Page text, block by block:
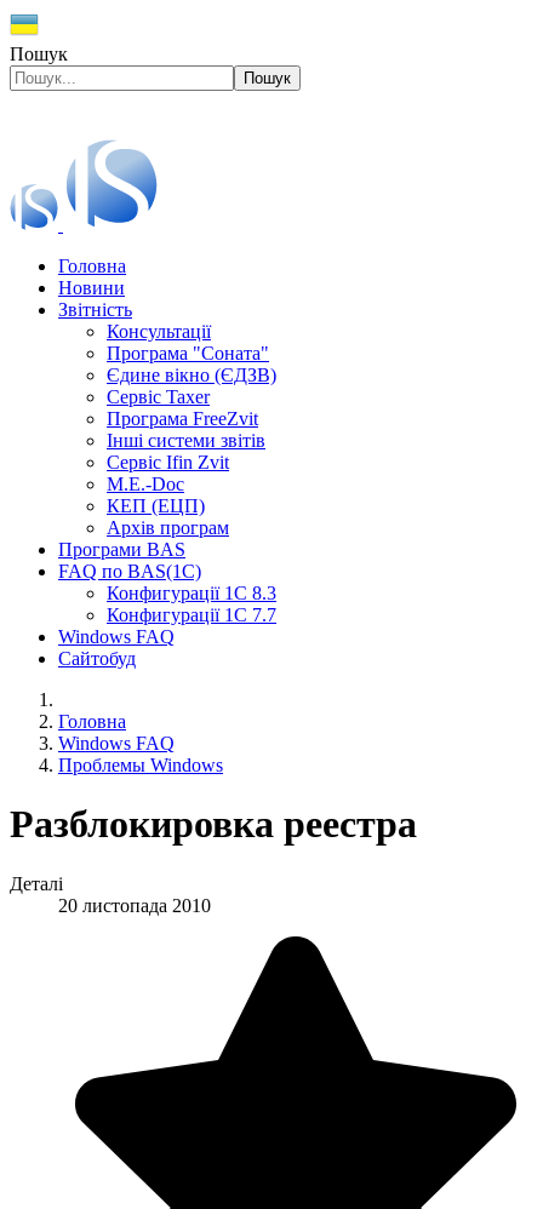
Пошук
Пошук
Головна
Новини
Звітність
Консультації
Програма "Соната"
Єдине вікно (ЄДЗВ)
Сервіс Taxer
Програма FreeZvit
Інші системи звітів
Сервіс Ifin Zvit
M.E.-Doc
КЕП (ЕЦП)
Архів програм
Програми BAS
FAQ по BAS(1С)
Конфигурації 1С 8.3
Конфигурації 1С 7.7
Windows FAQ
Сайтобуд
Головна
Windows FAQ
Проблемы Windows
Разблокировка реестра
Деталі
20 листопада 2010